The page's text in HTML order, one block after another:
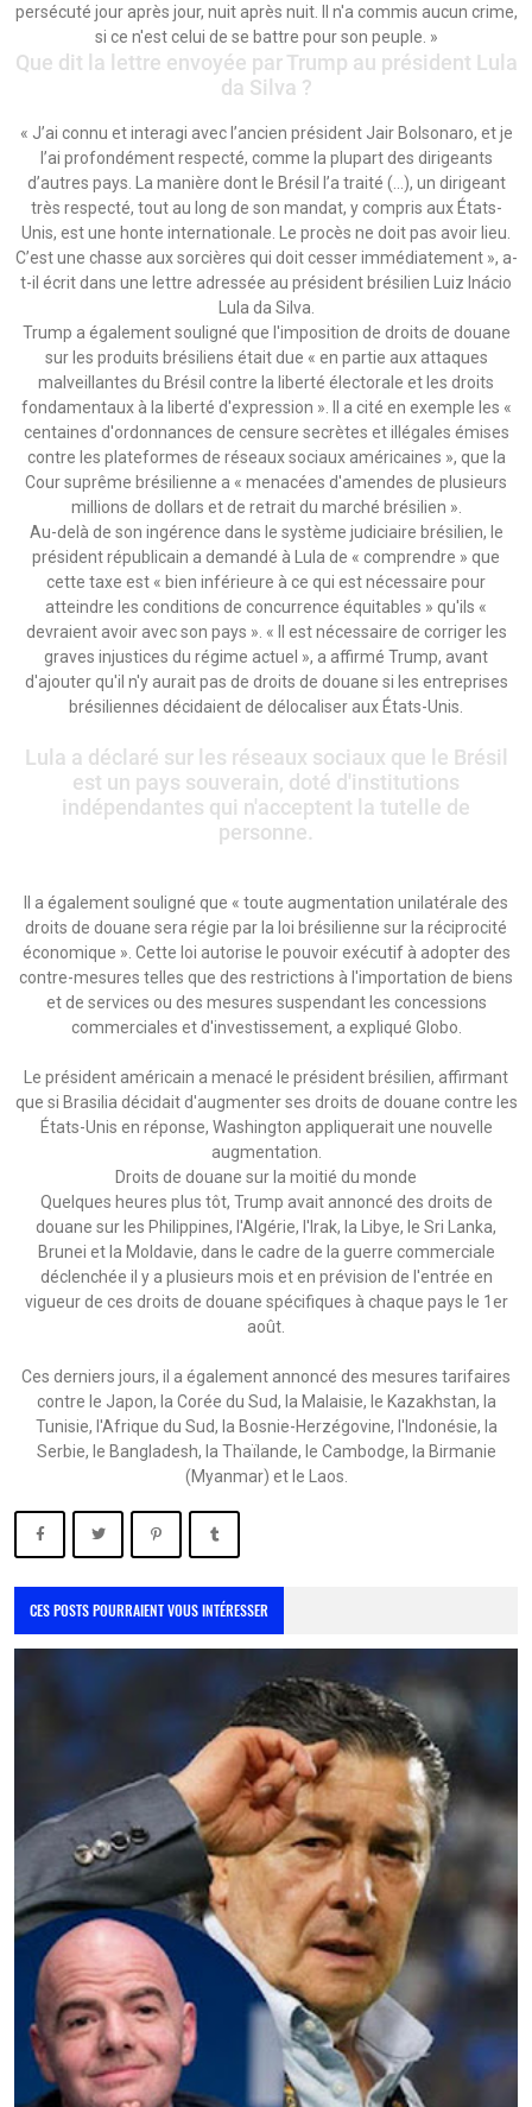
persécuté jour après jour, nuit après nuit. Il n'a commis aucun crime,
si ce n'est celui de se battre pour son peuple. »
Que dit la lettre envoyée par Trump au président Lula
da Silva ?
« J’ai connu et interagi avec l’ancien président Jair Bolsonaro, et je
l’ai profondément respecté, comme la plupart des dirigeants
d’autres pays. La manière dont le Brésil l’a traité (…), un dirigeant
très respecté, tout au long de son mandat, y compris aux États-
Unis, est une honte internationale. Le procès ne doit pas avoir lieu.
C’est une chasse aux sorcières qui doit cesser immédiatement », a-
t-il écrit dans une lettre adressée au président brésilien Luiz Inácio
Lula da Silva.
Trump a également souligné que l'imposition de droits de douane
sur les produits brésiliens était due « en partie aux attaques
malveillantes du Brésil contre la liberté électorale et les droits
fondamentaux à la liberté d'expression ». Il a cité en exemple les «
centaines d'ordonnances de censure secrètes et illégales émises
contre les plateformes de réseaux sociaux américaines », que la
Cour suprême brésilienne a « menacées d'amendes de plusieurs
millions de dollars et de retrait du marché brésilien ».
Au-delà de son ingérence dans le système judiciaire brésilien, le
président républicain a demandé à Lula de « comprendre » que
cette taxe est « bien inférieure à ce qui est nécessaire pour
atteindre les conditions de concurrence équitables » qu'ils «
devraient avoir avec son pays ». « Il est nécessaire de corriger les
graves injustices du régime actuel », a affirmé Trump, avant
d'ajouter qu'il n'y aurait pas de droits de douane si les entreprises
brésiliennes décidaient de délocaliser aux États-Unis.
Lula a déclaré sur les réseaux sociaux que le Brésil
est un pays souverain, doté d'institutions
indépendantes qui n'acceptent la tutelle de
personne.
Il a également souligné que « toute augmentation unilatérale des
droits de douane sera régie par la loi brésilienne sur la réciprocité
économique ». Cette loi autorise le pouvoir exécutif à adopter des
contre-mesures telles que des restrictions à l'importation de biens
et de services ou des mesures suspendant les concessions
commerciales et d'investissement, a expliqué Globo.
Le président américain a menacé le président brésilien, affirmant
que si Brasilia décidait d'augmenter ses droits de douane contre les
États-Unis en réponse, Washington appliquerait une nouvelle
augmentation.
Droits de douane sur la moitié du monde
Quelques heures plus tôt, Trump avait annoncé des droits de
douane sur les Philippines, l'Algérie, l'Irak, la Libye, le Sri Lanka,
Brunei et la Moldavie, dans le cadre de la guerre commerciale
déclenchée il y a plusieurs mois et en prévision de l'entrée en
vigueur de ces droits de douane spécifiques à chaque pays le 1er
août.
Ces derniers jours, il a également annoncé des mesures tarifaires
contre le Japon, la Corée du Sud, la Malaisie, le Kazakhstan, la
Tunisie, l'Afrique du Sud, la Bosnie-Herzégovine, l'Indonésie, la
Serbie, le Bangladesh, la Thaïlande, le Cambodge, la Birmanie
(Myanmar) et le Laos.
CES POSTS POURRAIENT VOUS INTÉRESSER